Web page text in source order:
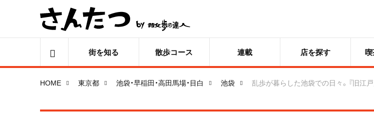
街を知る 散歩コース 連載 店を探す 喫
HOME 東京都 池袋・早稲田・高田馬場・目白 池袋
乱歩が暮らした池袋での日々。『旧江